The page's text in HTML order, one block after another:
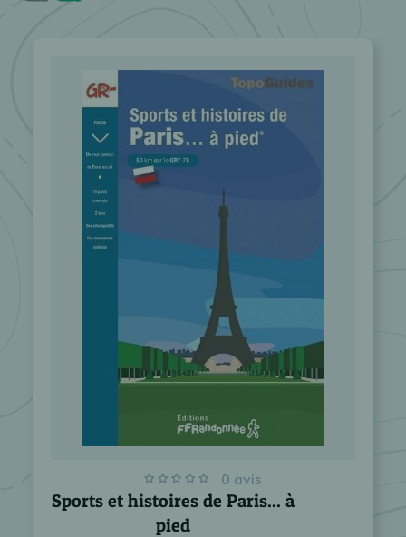
0 avis
Sports et histoires de Paris... à
pied